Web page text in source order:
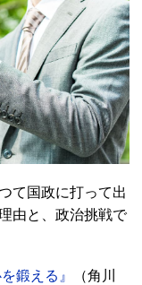
て国政に打って出
由と、政治挑戦で
を鍛える』
（角川